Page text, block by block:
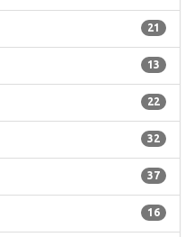
21
13
22
32
37
16